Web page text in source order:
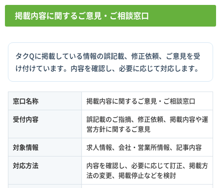
掲載内容に関するご意見・ご相談窓口
タクQに掲載している情報の誤記載、修正依頼、ご意見を受
け付けています。内容を確認し、必要に応じて対応します。
窓口名称
掲載内容に関するご意見・ご相談窓口
受付内容
誤記載のご指摘、修正依頼、掲載内容や運
営方針に関するご意見
対象情報
求人情報、会社・営業所情報、記事内容
対応方法
内容を確認し、必要に応じて訂正、掲載方
法の変更、掲載停止などを検討